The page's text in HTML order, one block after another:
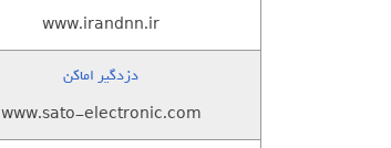
www.irandnn.ir
دزدگیر اماکن
www.sato-electronic.com